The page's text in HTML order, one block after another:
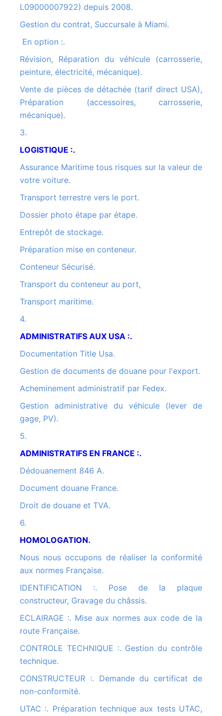
L09000007922) depuis 2008.
Gestion du contrat, Succursale à Miami.
En option :.
Révision, Réparation du véhicule (carrosserie,
peinture, électricité, mécanique).
Vente de pièces de détachée (tarif direct USA),
Préparation (accessoires, carrosserie,
mécanique).
3.
LOGISTIQUE :.
Assurance Maritime tous risques sur la valeur de
votre voiture.
Transport terrestre vers le port.
Dossier photo étape par étape.
Entrepôt de stockage.
Préparation mise en conteneur.
Conteneur Sécurisé.
Transport du conteneur au port,
Transport maritime.
4.
ADMINISTRATIFS AUX USA :.
Documentation Title Usa.
Gestion de documents de douane pour l'export.
Acheminement administratif par Fedex.
Gestion administrative du véhicule (lever de
gage, PV).
5.
ADMINISTRATIFS EN FRANCE :.
Dédouanement 846 A.
Document douane France.
Droit de douane et TVA.
6.
HOMOLOGATION.
Nous nous occupons de réaliser la conformité
aux normes Française.
IDENTIFICATION :. Pose de la plaque
constructeur, Gravage du châssis.
ECLAIRAGE :. Mise aux normes aux code de la
route Française.
CONTROLE TECHNIQUE :. Gestion du contrôle
technique.
CONSTRUCTEUR :. Demande du certificat de
non-conformité.
UTAC :. Préparation technique aux tests UTAC,